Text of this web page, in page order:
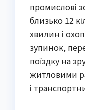
промислові
близько 12
хвилин і
зупинок,
поїздку на
житловими
і